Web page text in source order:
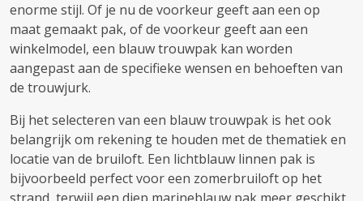
enorme stijl. Of je nu de voorkeur geeft aan een op
maat gemaakt pak, of de voorkeur geeft aan een
winkelmodel, een blauw trouwpak kan worden
aangepast aan de specifieke wensen en behoeften van
de trouwjurk.
Bij het selecteren van een blauw trouwpak is het ook
belangrijk om rekening te houden met de thematiek en
locatie van de bruiloft. Een lichtblauw linnen pak is
bijvoorbeeld perfect voor een zomerbruiloft op het